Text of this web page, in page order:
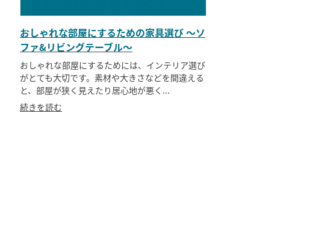
おしゃれな部屋にするための家具選び ～ソ
ファ&リビングテーブル～
おしゃれな部屋にするためには、インテリア選び
がとても大切です。素材や大きさなどを間違える
と、部屋が狭く見えたり居心地が悪く...
続きを読む